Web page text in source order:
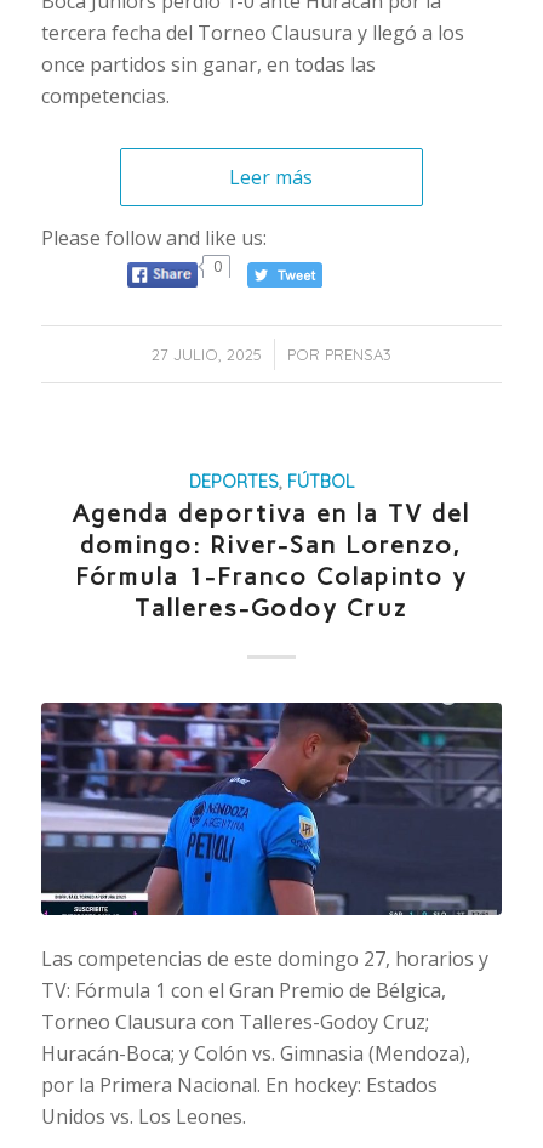
tercera fecha del Torneo Clausura y llegó a los
once partidos sin ganar, en todas las
competencias.
Leer más
Please follow and like us:
0
27 JULIO, 2025
/ POR PRENSA3
DEPORTES, FÚTBOL
Agenda deportiva en la TV del
domingo: River-San Lorenzo,
Fórmula 1-Franco Colapinto y
Talleres-Godoy Cruz
Las competencias de este domingo 27, horarios y
TV: Fórmula 1 con el Gran Premio de Bélgica,
Torneo Clausura con Talleres-Godoy Cruz;
Huracán-Boca; y Colón vs. Gimnasia (Mendoza),
por la Primera Nacional. En hockey: Estados
Unidos vs. Los Leones.